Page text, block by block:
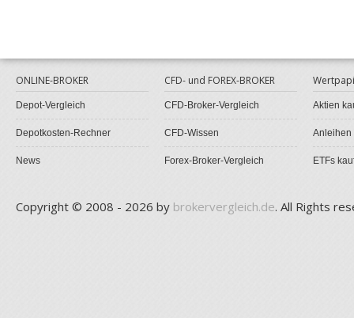
ONLINE-BROKER
Depot-Vergleich
Depotkosten-Rechner
News
CFD- und FOREX-BROKER
CFD-Broker-Vergleich
CFD-Wissen
Forex-Broker-Vergleich
Aktien
Anleihen
ETFs
Copyright © 2008 - 2026 by brokervergleich.de. All Rights